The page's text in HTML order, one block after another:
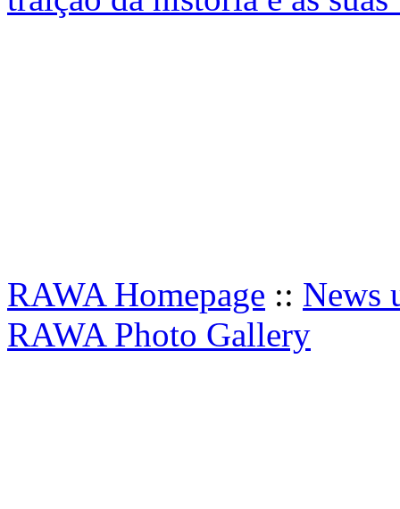
RAWA Homepage :: News
RAWA Photo Gallery